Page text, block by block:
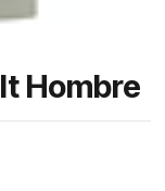
Hombre